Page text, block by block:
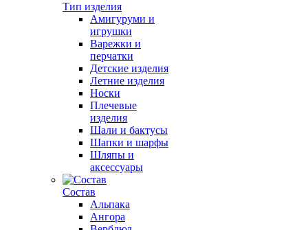
Тип изделия
Амигуруми и
игрушки
Варежки и
перчатки
Детские изделия
Летние изделия
Носки
Плечевые
изделия
Шали и бактусы
Шапки и шарфы
Шляпы и
аксессуары
Состав
Альпака
Ангора